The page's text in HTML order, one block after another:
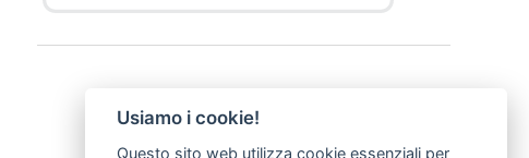
Usiamo i cookie!
Questo sito web utilizza cookie essenziali per